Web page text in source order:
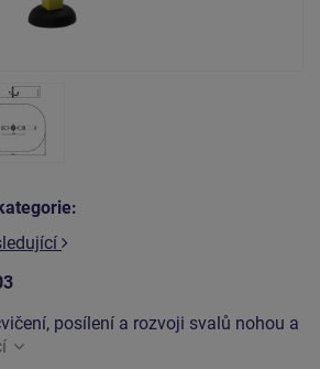
posílení a rozvoji svalů nohou a